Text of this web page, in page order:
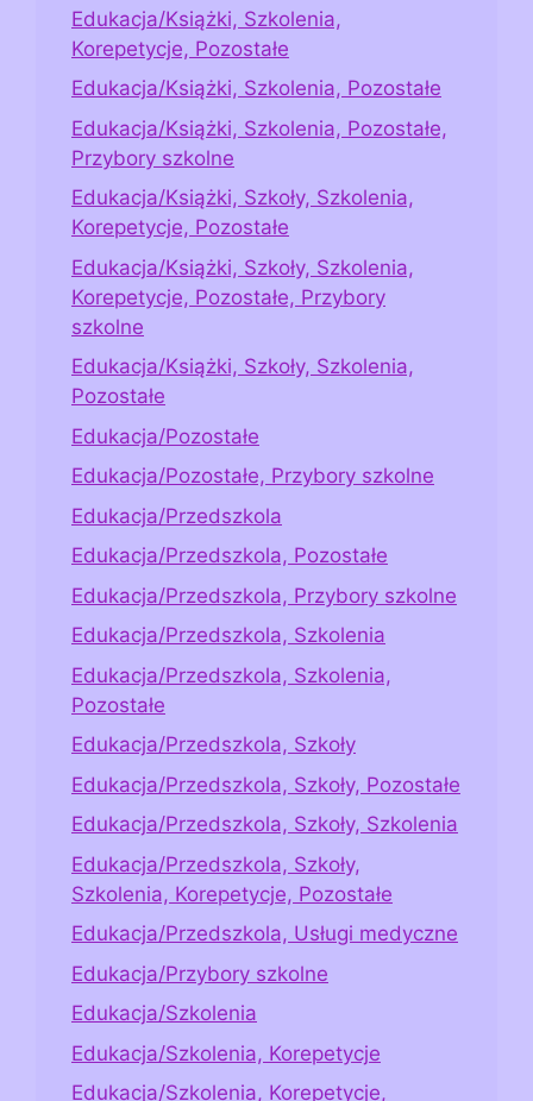
Edukacja/Książki, Szkolenia,
Korepetycje, Pozostałe
Edukacja/Książki, Szkolenia, Pozostałe
Edukacja/Książki, Szkolenia, Pozostałe,
Przybory szkolne
Edukacja/Książki, Szkoły, Szkolenia,
Korepetycje, Pozostałe
Edukacja/Książki, Szkoły, Szkolenia,
Korepetycje, Pozostałe, Przybory
szkolne
Edukacja/Książki, Szkoły, Szkolenia,
Pozostałe
Edukacja/Pozostałe
Edukacja/Pozostałe, Przybory szkolne
Edukacja/Przedszkola
Edukacja/Przedszkola, Pozostałe
Edukacja/Przedszkola, Przybory szkolne
Edukacja/Przedszkola, Szkolenia
Edukacja/Przedszkola, Szkolenia,
Pozostałe
Edukacja/Przedszkola, Szkoły
Edukacja/Przedszkola, Szkoły, Pozostałe
Edukacja/Przedszkola, Szkoły, Szkolenia
Edukacja/Przedszkola, Szkoły,
Szkolenia, Korepetycje, Pozostałe
Edukacja/Przedszkola, Usługi medyczne
Edukacja/Przybory szkolne
Edukacja/Szkolenia
Edukacja/Szkolenia, Korepetycje
Edukacja/Szkolenia, Korepetycje,